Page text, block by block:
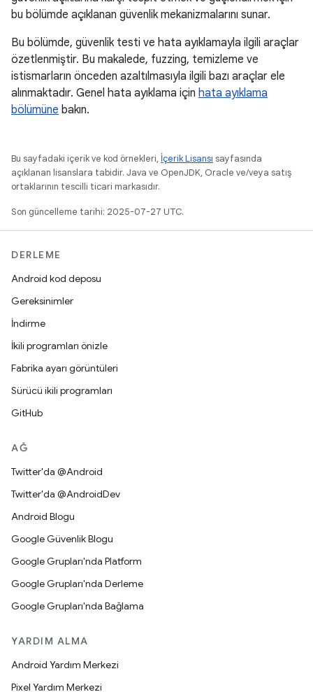
bu bölümde açıklanan güvenlik mekanizmalarını sunar.
Bu bölümde, güvenlik testi ve hata ayıklamayla ilgili araçlar
özetlenmiştir. Bu makalede, fuzzing, temizleme ve
istismarların önceden azaltılmasıyla ilgili bazı araçlar ele
alınmaktadır. Genel hata ayıklama için hata ayıklama
bölümüne bakın.
Bu sayfadaki içerik ve kod örnekleri, İçerik Lisansı sayfasında
açıklanan lisanslara tabidir. Java ve OpenJDK, Oracle ve/veya satış
ortaklarının tescilli ticari markasıdır.
Son güncelleme tarihi: 2025-07-27 UTC.
DERLEME
Android kod deposu
Gereksinimler
İndirme
İkili programları önizle
Fabrika ayarı görüntüleri
Sürücü ikili programları
GitHub
AĞ
Twitter'da @Android
Twitter'da @AndroidDev
Android Blogu
Google Güvenlik Blogu
Google Grupları'nda Platform
Google Grupları'nda Derleme
Google Grupları'nda Bağlama
YARDIM ALMA
Android Yardım Merkezi
Pixel Yardım Merkezi